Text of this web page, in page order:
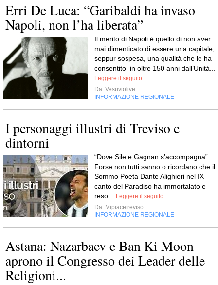
Erri De Luca: “Garibaldi ha invaso
Napoli, non l’ha liberata”
Il merito di Napoli è quello di non aver
mai dimenticato di essere una capitale,
seppur sospesa, una qualità che le ha
consentito, in oltre 150 anni dall’Unità...
Leggere il seguito
Da Vesuviolive
INFORMAZIONE REGIONALE
I personaggi illustri di Treviso e
dintorni
“Dove Sile e Gagnan s’accompagna”.
Forse non tutti sanno o ricordano che il
Sommo Poeta Dante Alighieri nel IX
canto del Paradiso ha immortalato e
reso... Leggere il seguito
Da Mipiacetreviso
INFORMAZIONE REGIONALE
Astana: Nazarbaev e Ban Ki Moon
aprono il Congresso dei Leader delle
Religioni...